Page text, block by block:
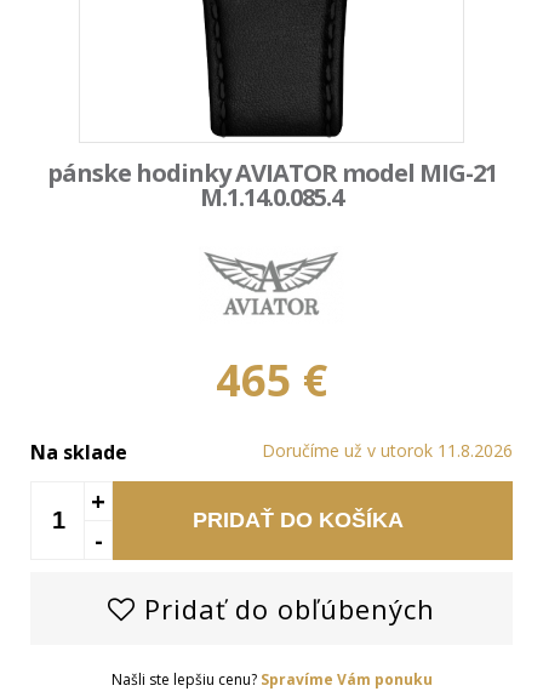
pánske hodinky AVIATOR model MIG-21
M.1.14.0.085.4
465 €
Na sklade Doručíme už v utorok 11.8.2026
PRIDAŤ DO KOŠÍKA
+
-
Pridať do obľúbených
Našli ste lepšiu cenu? Spravíme Vám ponuku